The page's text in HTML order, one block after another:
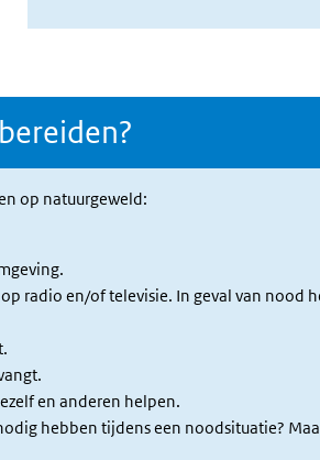
op natuurgeweld:
radio en/of televisie. In geval van nood
link)
link)
en anderen helpen.
hebben tijdens een noodsituatie?